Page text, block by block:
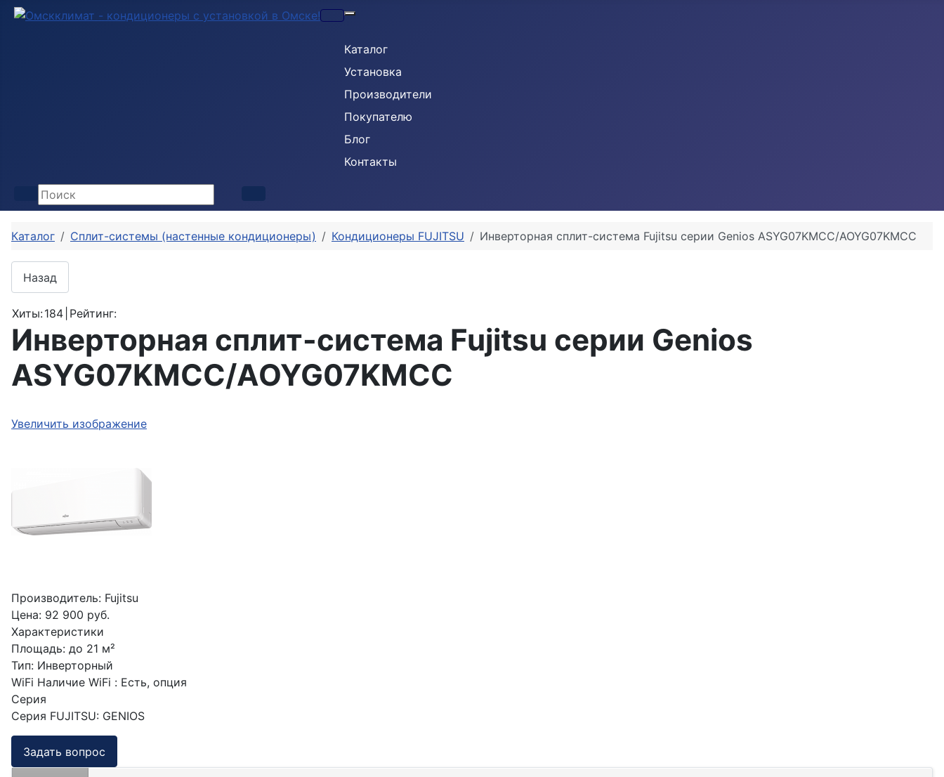
Каталог
Установка
Производители
Покупателю
Блог
Контакты
Каталог Сплит-системы (настенные кондиционеры) Кондиционеры FUJITSU Инверторная сплит-система Fujitsu серии Genios ASYG07KMCC/AOYG07KMCC
Хиты:184 Рейтинг:
Инверторная сплит-система Fujitsu серии Genios
ASYG07KMCC/AOYG07KMCC
Увеличить изображение
Производитель: Fujitsu
Цена: 92 900 руб.
Характеристики
Площадь: до 21 м²
Тип: Инверторный
WiFi Наличие WiFi : Есть, опция
Серия
Серия FUJITSU: GENIOS
Задать вопрос